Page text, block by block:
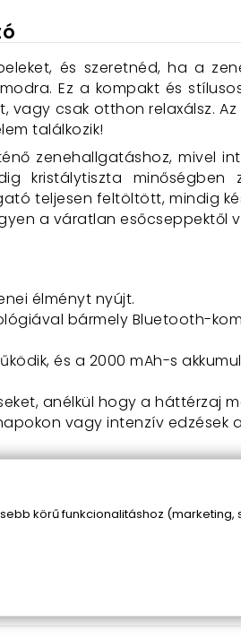
és szeretnéd, ha a
Ez a kompakt és
csak otthon relaxálsz. Az
találkozik!
zenehallgatáshoz, mivel
kristálytiszta minőségben
teljesen feltöltött, mindig
a váratlan esőcseppektől
élményt nyújt.
bármely Bluetooth-
és a 2000 mAh-s
anélkül hogy a háttérzaj
vagy intenzív edzések
helyezd be a fülhallgatót a
intelligens kijelző mindig
funkció segítségével
körű funkcionalitáshoz